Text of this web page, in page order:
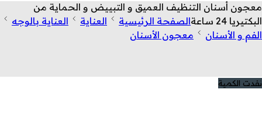
معجون أسنان التنظيف العميق و التبييض و الحماية من
البكتيريا 24 ساعة
الصفحة الرئيسية العناية
العناية بالوجه
الفم و الأسنان
معجون الأسنان
نفدت الكمية